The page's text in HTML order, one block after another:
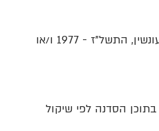
הגשת פרטים אישיים כוזבים אסורה לחלוטין ומהווה עבירה פלילית על פי הוראות חוק העונשין, התשל"ז - 1977 ו/או
הסדנה לפי שיקול